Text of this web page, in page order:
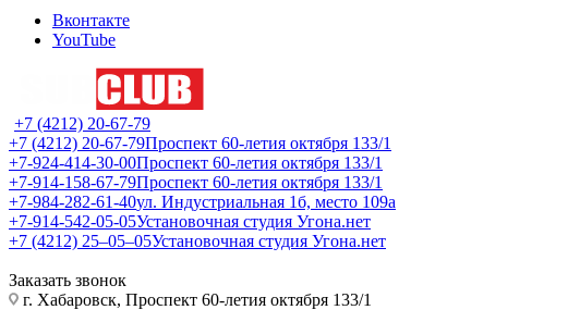
Вконтакте
YouTube
+7 (4212) 20-67-79
+7 (4212) 20-67-79Проспект 60-летия октября 133/1
+7-924-414-30-00Проспект 60-летия октября 133/1
+7-914-158-67-79Проспект 60-летия октября 133/1
+7-984-282-61-40ул. Индустриальная 1б, место 109а
+7-914-542-05-05Установочная студия Угона.нет
+7 (4212) 25‒05‒05Установочная студия Угона.нет
Заказать звонок
г. Хабаровск, Проспект 60-летия октября 133/1